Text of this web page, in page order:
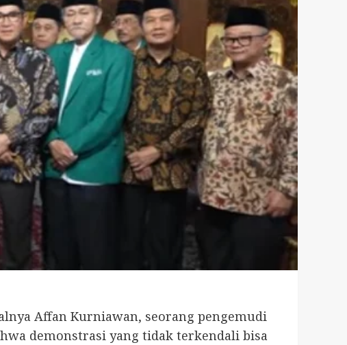
Affan Kurniawan, seorang pengemudi
demonstrasi yang tidak terkendali bisa